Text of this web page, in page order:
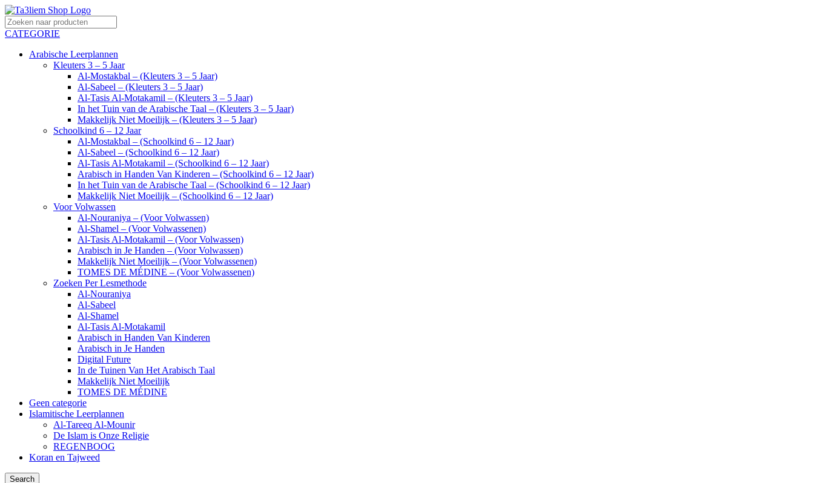
CATEGORIE
Arabische Leerplannen
Kleuters 3 – 5 Jaar
Al-Mostakbal – (Kleuters 3 – 5 Jaar)
Al-Sabeel – (Kleuters 3 – 5 Jaar)
Al-Tasis Al-Motakamil – (Kleuters 3 – 5 Jaar)
In het Tuin van de Arabische Taal – (Kleuters 3 – 5 Jaar)
Makkelijk Niet Moeilijk – (Kleuters 3 – 5 Jaar)
Schoolkind 6 – 12 Jaar
Al-Mostakbal – (Schoolkind 6 – 12 Jaar)
Al-Sabeel – (Schoolkind 6 – 12 Jaar)
Al-Tasis Al-Motakamil – (Schoolkind 6 – 12 Jaar)
Arabisch in Handen Van Kinderen – (Schoolkind 6 – 12 Jaar)
In het Tuin van de Arabische Taal – (Schoolkind 6 – 12 Jaar)
Makkelijk Niet Moeilijk – (Schoolkind 6 – 12 Jaar)
Voor Volwassen
Al-Nouraniya – (Voor Volwassen)
Al-Shamel – (Voor Volwassenen)
Al-Tasis Al-Motakamil – (Voor Volwassen)
Arabisch in Je Handen – (Voor Volwassen)
Makkelijk Niet Moeilijk – (Voor Volwassenen)
TOMES DE MÉDINE – (Voor Volwassenen)
Zoeken Per Lesmethode
Al-Nouraniya
Al-Sabeel
Al-Shamel
Al-Tasis Al-Motakamil
Arabisch in Handen Van Kinderen
Arabisch in Je Handen
Digital Future
In de Tuinen Van Het Arabisch Taal
Makkelijk Niet Moeilijk
TOMES DE MÉDINE
Geen categorie
Islamitische Leerplannen
Al-Tareeq Al-Mounir
De Islam is Onze Religie
REGENBOOG
Koran en Tajweed
Search